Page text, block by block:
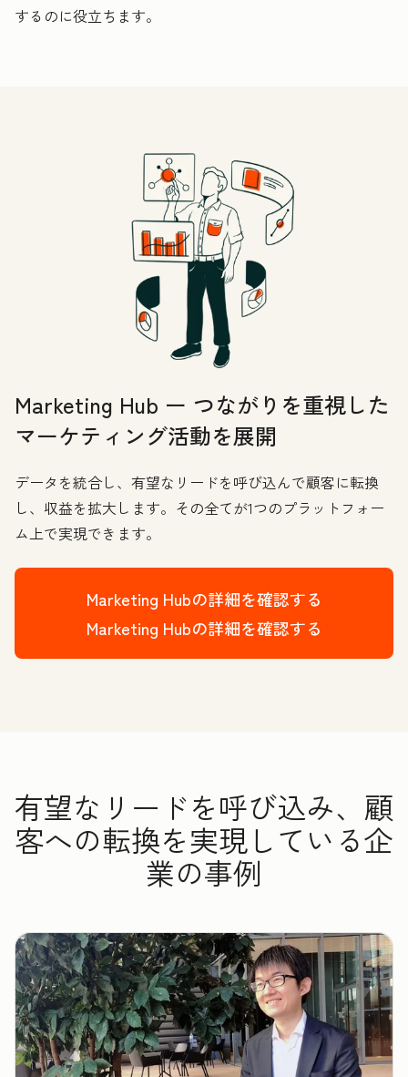
するのに役立ちます。
Marketing Hub ー つながりを重視した
マーケティング活動を展開
データを統合し、有望なリードを呼び込んで顧客に転換
し、収益を拡大します。その全てが1つのプラットフォー
ム上で実現できます。
Marketing Hubの詳細を確認する
Marketing Hubの詳細を確認する
有望なリードを呼び込み、顧
客への転換を実現している企
業の事例